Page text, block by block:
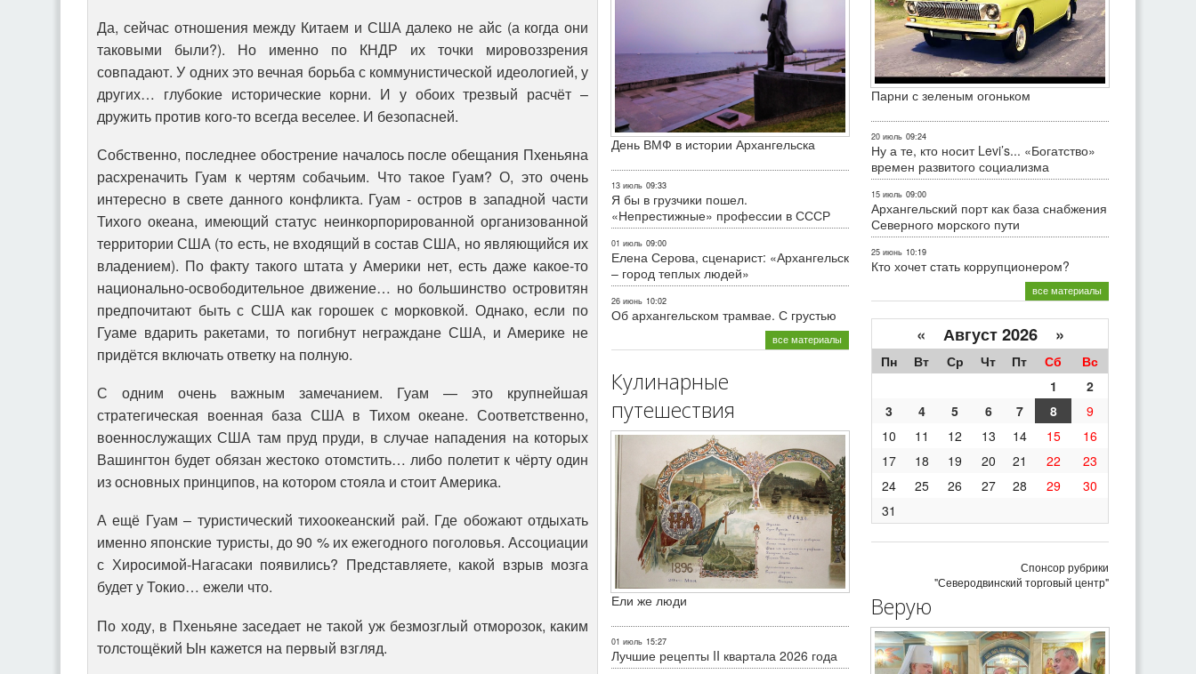
Да, сейчас отношения между Китаем и США далеко не айс (а когда они
таковыми были?). Но именно по КНДР их точки мировоззрения
совпадают. У одних это вечная борьба с коммунистической идеологией, у
других… глубокие исторические корни. И у обоих трезвый расчёт –
дружить против кого-то всегда веселее. И безопасней.
Собственно, последнее обострение началось после обещания Пхеньяна
расхреначить Гуам к чертям собачьим. Что такое Гуам? О, это очень
интересно в свете данного конфликта. Гуам - остров в западной части
Тихого океана, имеющий статус неинкорпорированной организованной
территории США (то есть, не входящий в состав США, но являющийся их
владением). По факту такого штата у Америки нет, есть даже какое-то
национально-освободительное движение… но большинство островитян
предпочитают быть с США как горошек с морковкой. Однако, если по
Гуаме вдарить ракетами, то погибнут неграждане США, и Америке не
придётся включать ответку на полную.
С одним очень важным замечанием. Гуам — это крупнейшая
стратегическая военная база США в Тихом океане. Соответственно,
военнослужащих США там пруд пруди, в случае нападения на которых
Вашингтон будет обязан жестоко отомстить… либо полетит к чёрту один
из основных принципов, на котором стояла и стоит Америка.
А ещё Гуам – туристический тихоокеанский рай. Где обожают отдыхать
именно японские туристы, до 90 % их ежегодного поголовья. Ассоциации
с Хиросимой-Нагасаки появились? Представляете, какой взрыв мозга
будет у Токио… ежели что.
По ходу, в Пхеньяне заседает не такой уж безмозглый отморозок, каким
толстощёкий Ын кажется на первый взгляд.
День ВМФ в истории Архангельска
13 июль 09:33
Я бы в грузчики пошел.
«Непрестижные» профессии в СССР
01 июль 09:00
Елена Серова, сценарист: «Архангельск
– город теплых людей»
26 июнь 10:02
Об архангельском трамвае. С грустью
все материалы
Кулинарные
путешествия
Ели же люди
01 июль 15:27
Лучшие рецепты II квартала 2026 года
Парни с зеленым огоньком
20 июль 09:24
Ну а те, кто носит Levi’s... «Богатство»
времен развитого социализма
15 июль 09:00
Архангельский порт как база снабжения
Северного морского пути
25 июнь 10:19
Кто хочет стать коррупционером?
все материалы
« Август 2026 »
Пн Вт Ср Чт Пт Сб
Вс
1
2
3
4 5 6 7 8
9
10
11 12 13 14 15
16
17
18 19 20 21 22
23
24
25 26 27 28 29
30
31
Спонсор рубрики
"Северодвинский торговый центр"
Верую